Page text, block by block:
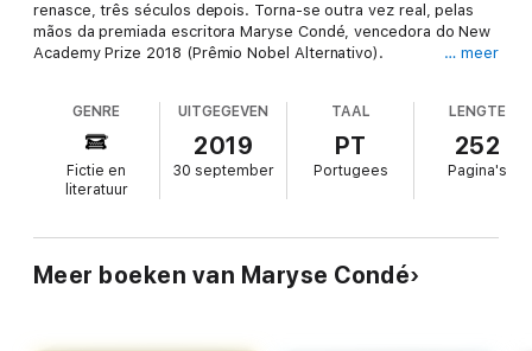
renasce, três séculos depois. Torna-se outra vez real, pelas
mãos da premiada escritora Maryse Condé, vencedora do New
Academy Prize 2018 (Prêmio Nobel Alternativo).
uma estreita intimidade durante um ano. Foi no correr de
nossas intermináveis conversas que ela me disse essas coisas
que ainda não havia confiado a ninguém." Da mesma forma,
quem lê Tituba poderá ouvi-la falar, do invisível,
desestabilizando estruturas cristalizadas, mediando novas
Aqui, essa personagem fascinante, é retirada do silêncio a que
… meer
GENRE
Fictie en
literatuur
UITGEGEVEN
2019
30 september
TAAL
PT
Portugees
LENGTE
252
Pagina's
Meer boeken van Maryse Condé